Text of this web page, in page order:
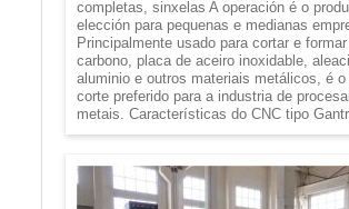
completas, sinxelas A operación é o
elección para pequenas e medianas
Principalmente usado para cortar e
carbono, placa de aceiro inoxidable,
aluminio e outros materiais metálicos, é o
corte preferido para a industria de
metais. Características do CNC tipo